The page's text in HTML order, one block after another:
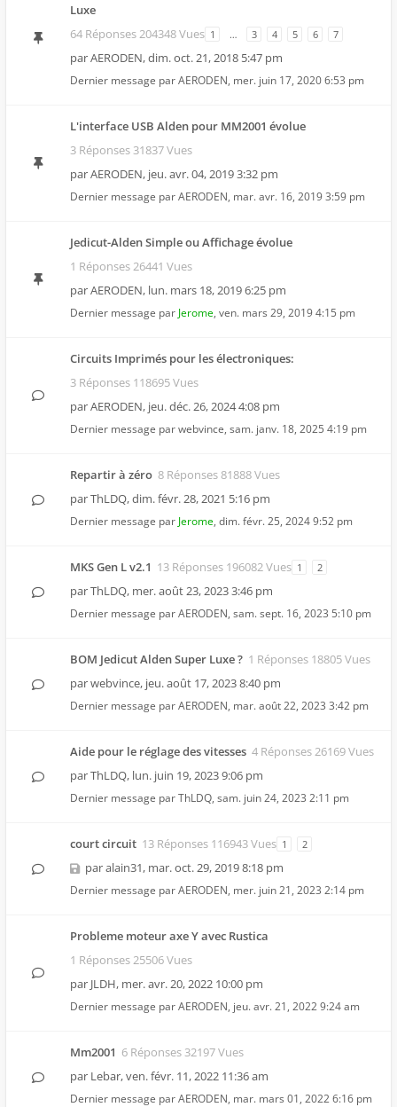
Luxe
64 Réponses 204348 Vues 1 … 3 4 5 6 7
parAERODEN,dim. oct. 21, 2018 5:47 pm
Dernier message parAERODEN, mer. juin 17, 2020 6:53 pm
L'interface USB Alden pour MM2001 évolue
3 Réponses 31837 Vues
parAERODEN, jeu. avr. 04, 2019 3:32 pm
Dernier message parAERODEN, mar. avr. 16, 2019 3:59 pm
Jedicut-Alden Simple ou Affichage évolue
1 Réponses 26441 Vues
parAERODEN, lun. mars 18, 2019 6:25 pm
Dernier message par Jerome, ven. mars 29, 2019 4:15 pm
Circuits Imprimés pour les électroniques:
3 Réponses 118695 Vues
parAERODEN, jeu. déc. 26, 2024 4:08 pm
Dernier message parwebvince, sam. janv. 18, 2025 4:19 pm
Repartir à zéro 8 Réponses 81888 Vues
parThLDQ,dim. févr. 28, 2021 5:16 pm
Dernier message par Jerome, dim. févr. 25, 2024 9:52 pm
MKS Gen L v2.1 13 Réponses 196082 Vues 1 2
parThLDQ, mer. août 23, 2023 3:46 pm
Dernier message parAERODEN, sam. sept. 16, 2023 5:10 pm
BOM Jedicut Alden Super Luxe ? 1 Réponses 18805 Vues
parwebvince, jeu. août 17, 2023 8:40 pm
Dernier message parAERODEN, mar. août 22, 2023 3:42 pm
Aide pour le réglage des vitesses 4 Réponses 26169 Vues
parThLDQ, lun. juin 19, 2023 9:06 pm
Dernier message parThLDQ, sam. juin 24, 2023 2:11 pm
court circuit 13 Réponses 116943 Vues 1 2
paralain31, mar. oct. 29, 2019 8:18 pm
Dernier message parAERODEN, mer. juin 21, 2023 2:14 pm
Probleme moteur axe Y avec Rustica
1 Réponses 25506 Vues
par JLDH, mer. avr. 20, 2022 10:00 pm
Dernier message parAERODEN, jeu. avr. 21, 2022 9:24 am
Mm2001 6 Réponses 32197 Vues
par Lebar,ven. févr. 11, 2022 11:36 am
Dernier message parAERODEN, mar. mars 01, 2022 6:16 pm